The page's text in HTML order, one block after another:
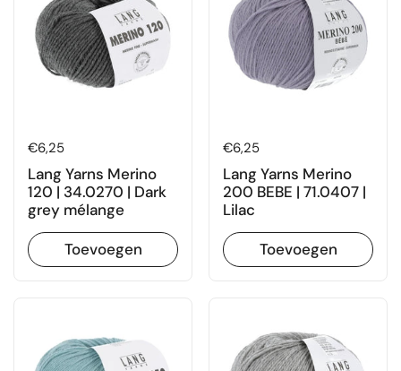
Prijs:
€6,25
Lang Yarns Merino
120 | 34.0270 | Dark
grey mélange
Toevoegen
Prijs:
€6,25
Lang Yarns Merino
200 BEBE | 71.0407 |
Lilac
Toevoegen